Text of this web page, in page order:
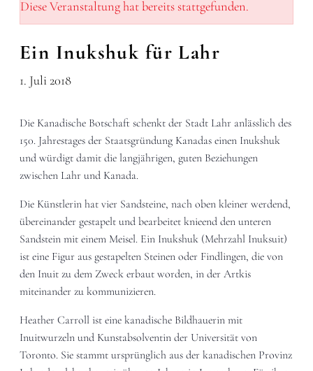
Diese Veranstaltung hat bereits stattgefunden.
Ein Inukshuk für Lahr
1. Juli 2018
Die Kanadische Botschaft schenkt der Stadt Lahr anlässlich des
150. Jahrestages der Staatsgründung Kanadas einen Inukshuk
und würdigt damit die langjährigen, guten Beziehungen
zwischen Lahr und Kanada.
Die Künstlerin hat vier Sandsteine, nach oben kleiner werdend,
übereinander gestapelt und bearbeitet knieend den unteren
Sandstein mit einem Meisel. Ein Inukshuk (Mehrzahl Inuksuit)
ist eine Figur aus gestapelten Steinen oder Findlingen, die von
den Inuit zu dem Zweck erbaut worden, in der Artkis
miteinander zu kommunizieren.
Heather Carroll ist eine kanadische Bildhauerin mit
Inuitwurzeln und Kunstabsolventin der Universität von
Toronto. Sie stammt ursprünglich aus der kanadischen Provinz